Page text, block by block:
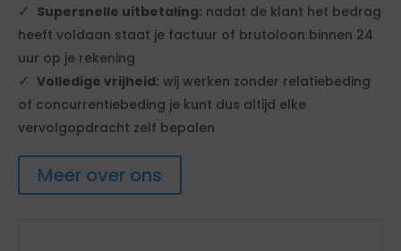
Supersnelle uitbetaling: nadat de klant het bedrag
heeft voldaan staat je factuur of brutoloon binnen 24
uur op je rekening
Volledige vrijheid: wij werken zonder relatiebeding
of concurrentiebeding je kunt dus altijd elke
vervolgopdracht zelf bepalen
Meer over ons